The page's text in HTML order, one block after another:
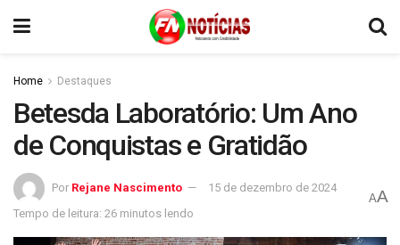
Home Destaques
Betesda Laboratório: Um Ano
de Conquistas e Gratidão
Por Rejane Nascimento
15 de dezembro de 2024
Tempo de leitura: 26 minutos lendo
AA